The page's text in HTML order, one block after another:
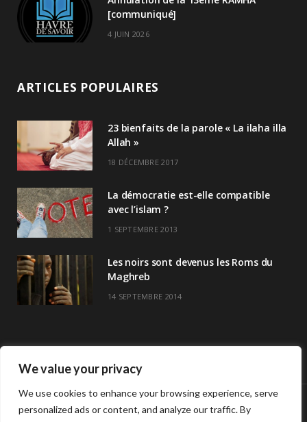
We value your privacy
We use cookies to enhance your browsing experience, serve
personalized ads or content, and analyze our traffic. By
[communiqué]
4 JUIN 2026
ARTICLES POPULAIRES
23 bienfaits de la parole « La ilaha illa
Allah »
18 DÉCEMBRE 2017
La démocratie est-elle compatible
avec l’islam ?
1 SEPTEMBRE 2013
Les noirs sont devenus les Roms du
Maghreb
14 SEPTEMBRE 2014
© Copyright Havre De Savoir 2024